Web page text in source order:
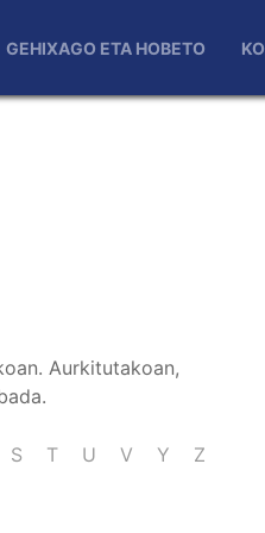
GEHIXAGO ETA HOBETO
Aurkitutakoan,
S T U V Y Z